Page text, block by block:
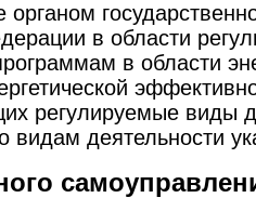
органом
в области
в области
регулируемые виды
деятельности